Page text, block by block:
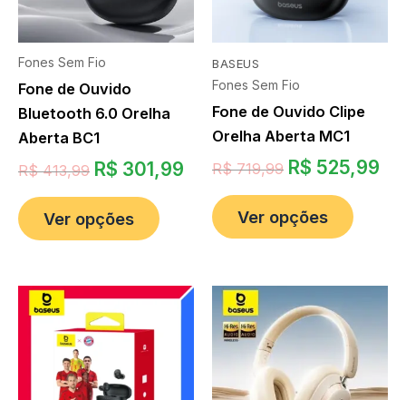
Fones Sem Fio
Fone de Ouvido
Bluetooth 6.0 Orelha
Aberta BC1
R$413,99 R$ 301,99
Ver opções
BASEUS
Fones Sem Fio
Fone de Ouvido Clipe
Orelha Aberta MC1
R$719,99 R$ 525,99
Ver opções